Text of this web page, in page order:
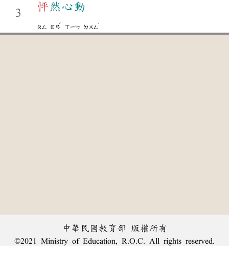
3
怦然心動
ㄆㄥ ㄖㄢ
ˊ
ㄒㄧㄣ ㄉㄨㄥ
ˋ
中華民國教育部 版權所有
©2021 Ministry of Education, R.O.C. All rights reserved.